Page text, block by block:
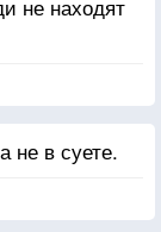
не находят
не в суете.